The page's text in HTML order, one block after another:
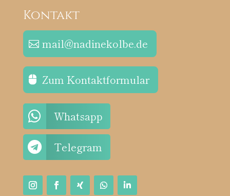
Kontakt
mail@nadinekolbe.de
Zum Kontaktformular
 Whatsapp
 Telegram